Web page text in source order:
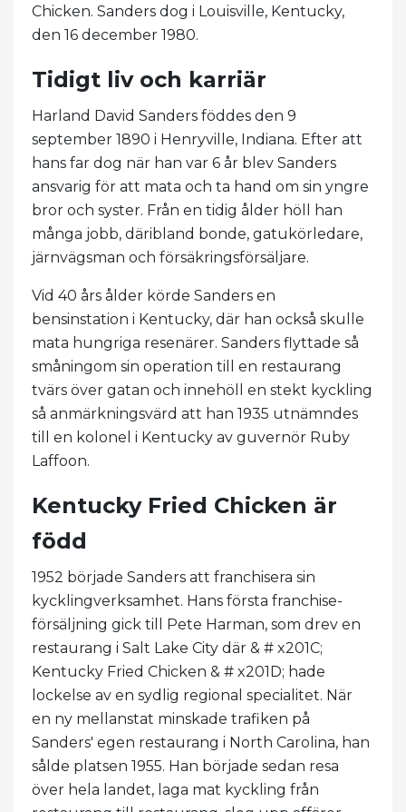
Chicken. Sanders dog i Louisville, Kentucky,
den 16 december 1980.
Tidigt liv och karriär
Harland David Sanders föddes den 9
september 1890 i Henryville, Indiana. Efter att
hans far dog när han var 6 år blev Sanders
ansvarig för att mata och ta hand om sin yngre
bror och syster. Från en tidig ålder höll han
många jobb, däribland bonde, gatukörledare,
järnvägsman och försäkringsförsäljare.
Vid 40 års ålder körde Sanders en
bensinstation i Kentucky, där han också skulle
mata hungriga resenärer. Sanders flyttade så
småningom sin operation till en restaurang
tvärs över gatan och innehöll en stekt kyckling
så anmärkningsvärd att han 1935 utnämndes
till en kolonel i Kentucky av guvernör Ruby
Laffoon.
Kentucky Fried Chicken är
född
1952 började Sanders att franchisera sin
kycklingverksamhet. Hans första franchise-
försäljning gick till Pete Harman, som drev en
restaurang i Salt Lake City där & # x201C;
Kentucky Fried Chicken & # x201D; hade
lockelse av en sydlig regional specialitet. När
en ny mellanstat minskade trafiken på
Sanders' egen restaurang i North Carolina, han
sålde platsen 1955. Han började sedan resa
över hela landet, laga mat kyckling från